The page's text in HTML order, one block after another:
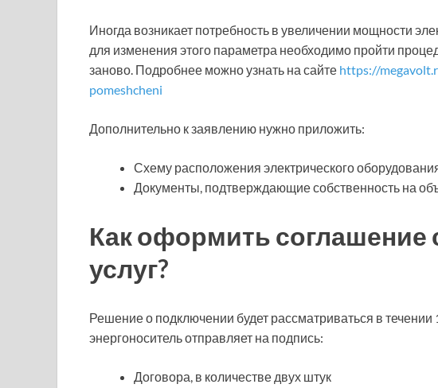
Иногда возникает потребность в увеличении мощности
для изменения этого параметра необходимо пройти
заново. Подробнее можно узнать на сайте https://
pomeshcheni
Дополнительно к заявлению нужно приложить:
Схему расположения электрического
Документы, подтверждающие собственность на
Как оформить соглашение
услуг?
Решение о подключении будет рассматриваться в
энергоноситель отправляет на подпись:
Договора, в количестве двух штук